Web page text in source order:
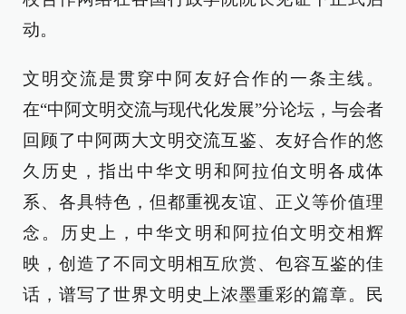
动。
文明交流是贯穿中阿友好合作的一条主线。
在“中阿文明交流与现代化发展”分论坛，与会者
回顾了中阿两大文明交流互鉴、友好合作的悠
久历史，指出中华文明和阿拉伯文明各成体
系、各具特色，但都重视友谊、正义等价值理
念。历史上，中华文明和阿拉伯文明交相辉
映，创造了不同文明相互欣赏、包容互鉴的佳
话，谱写了世界文明史上浓墨重彩的篇章。民